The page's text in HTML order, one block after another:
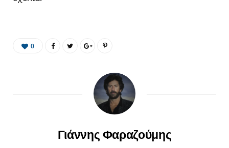
0
Γιάννης Φαραζούμης